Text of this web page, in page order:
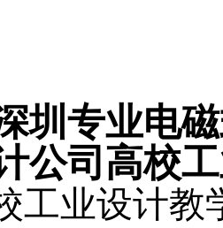
圳专业电
公司高校
工业设计教